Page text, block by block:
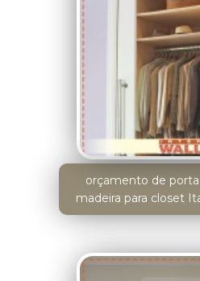
orçamento de
madeira para closet